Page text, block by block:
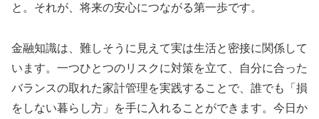
と。それが、将来の安心につながる第一歩です。
金融知識は、難しそうに見えて実は生活と密接に関係して
います。一つひとつのリスクに対策を立て、自分に合った
バランスの取れた家計管理を実践することで、誰でも「損
をしない暮らし方」を手に入れることができます。今日か